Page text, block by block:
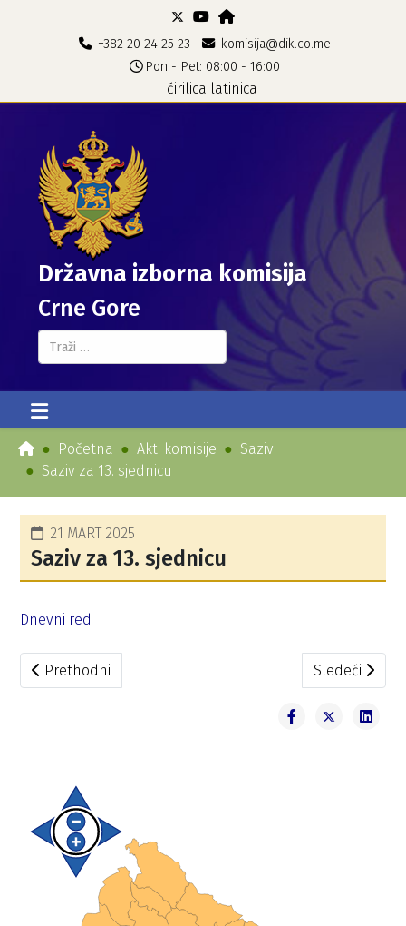
+382 20 24 25 23
komisija@dik.co.me
Pon - Pet: 08:00 - 16:00
ćirilica latinica
Državna izborna komisija
Crne Gore
Pretraga...
Početna Akti komisije
Sazivi
Saziv za 13. sjednicu
21 MART 2025
Saziv za 13. sjednicu
Dnevni red
Prethodni članak: Saziv za 14. sjednicu
Prethodni Sledeći
Sledeći